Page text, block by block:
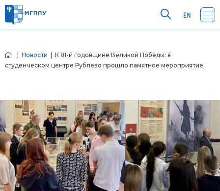
Новости | К 81-й годовщине Великой Победы: в
студенческом центре Рублево прошло памятное мероприятие